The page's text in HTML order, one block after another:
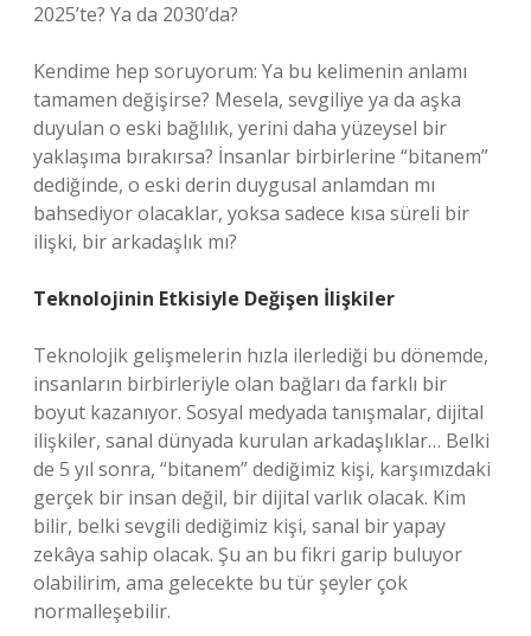
2025’te? Ya da 2030’da?
Kendime hep soruyorum: Ya bu kelimenin anlamı
tamamen değişirse? Mesela, sevgiliye ya da aşka
duyulan o eski bağlılık, yerini daha yüzeysel bir
yaklaşıma bırakırsa? İnsanlar birbirlerine “bitanem”
dediğinde, o eski derin duygusal anlamdan mı
bahsediyor olacaklar, yoksa sadece kısa süreli bir
ilişki, bir arkadaşlık mı?
Teknolojinin Etkisiyle Değişen İlişkiler
Teknolojik gelişmelerin hızla ilerlediği bu dönemde,
insanların birbirleriyle olan bağları da farklı bir
boyut kazanıyor. Sosyal medyada tanışmalar, dijital
ilişkiler, sanal dünyada kurulan arkadaşlıklar… Belki
de 5 yıl sonra, “bitanem” dediğimiz kişi, karşımızdaki
gerçek bir insan değil, bir dijital varlık olacak. Kim
bilir, belki sevgili dediğimiz kişi, sanal bir yapay
zekâya sahip olacak. Şu an bu fikri garip buluyor
olabilirim, ama gelecekte bu tür şeyler çok
normalleşebilir.